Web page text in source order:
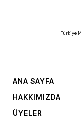
Türkiye
ANA SAYFA
HAKKIMIZDA
ÜYELER